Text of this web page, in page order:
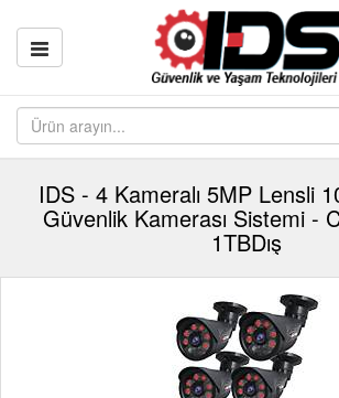
IDS - 4 Kameralı 5MP Lensli
Güvenlik Kamerası Sistemi -
1TBDış